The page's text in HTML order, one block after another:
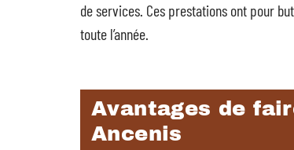
de services. Ces prestations ont pour
toute l’année.
Avantages de
Ancenis